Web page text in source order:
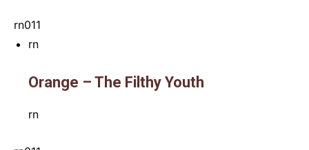
rn011
rn
Orange – The Filthy Youth
rn